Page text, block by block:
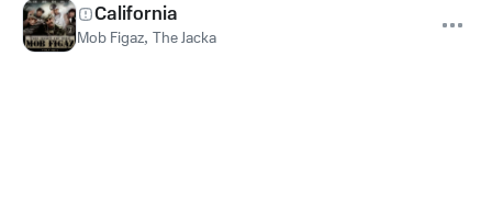
California
Mob Figaz, The Jacka